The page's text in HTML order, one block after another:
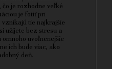
čo je rozhodne veľké
je fotiť pri
tie najkrajšie
užijete bez stresu a
uvoľnenejšie
ich bude viac, ako
deň.